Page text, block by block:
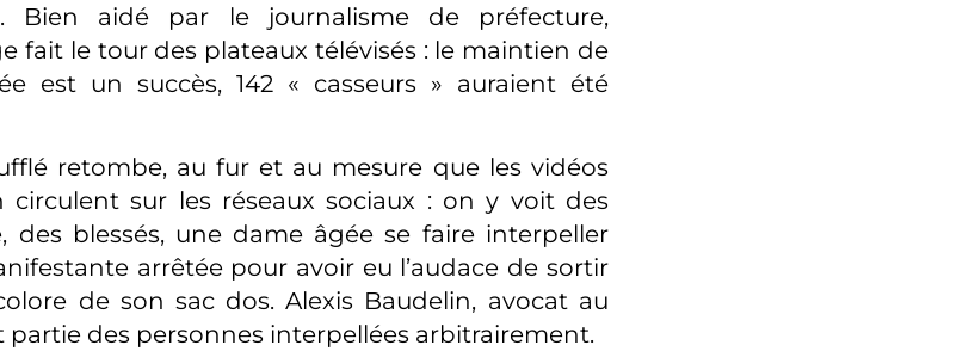
Bien aidé par le journalisme de préfecture,
fait le tour des plateaux télévisés : le maintien de
est un succès, 142 « casseurs » auraient été
retombe, au fur et au mesure que les vidéos
circulent sur les réseaux sociaux : on y voit des
des blessés, une dame âgée se faire interpeller
arrêtée pour avoir eu l’audace de sortir
de son sac dos. Alexis Baudelin, avocat au
partie des personnes interpellées arbitrairement.